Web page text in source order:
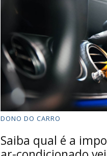
DONO DO CARRO
Saiba qual é a